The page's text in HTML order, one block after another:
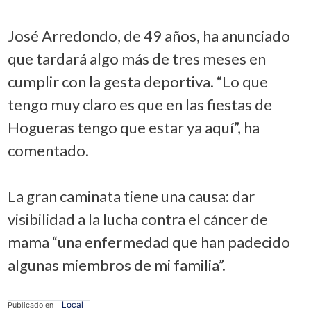
José Arredondo, de 49 años, ha anunciado
que tardará algo más de tres meses en
cumplir con la gesta deportiva. “Lo que
tengo muy claro es que en las fiestas de
Hogueras tengo que estar ya aquí”, ha
comentado.
La gran caminata tiene una causa: dar
visibilidad a la lucha contra el cáncer de
mama “una enfermedad que han padecido
algunas miembros de mi familia”.
Publicado en Local